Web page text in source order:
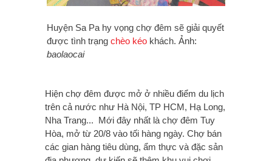
Huyện Sa Pa hy vọng chợ đêm sẽ giải quyết
được tình trạng chèo kéo khách. Ảnh:
baolaocai
Hiện chợ đêm được mở ở nhiều điểm du lịch
trên cả nước như Hà Nội, TP HCM, Hạ Long,
Nha Trang... Mới đây nhất là chợ đêm Tuy
Hòa, mở từ 20/8 vào tối hàng ngày. Chợ bán
các gian hàng tiêu dùng, ẩm thực và đặc sản